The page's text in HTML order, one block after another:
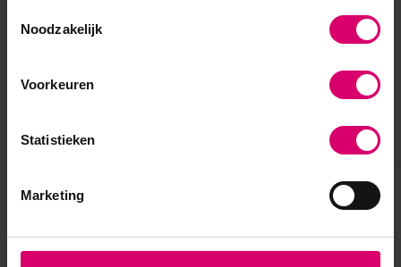
Noodzakelijk
Voorkeuren
Statistieken
Marketing
Eerder bekeken